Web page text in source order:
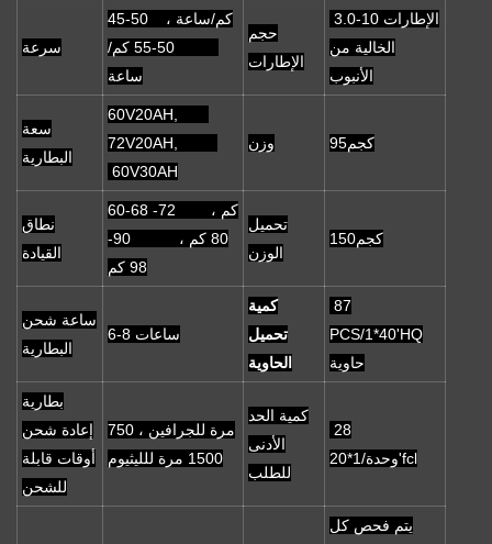
سرعة
45-50 كم/ساعة ،
50-55 كم/
ساعة
حجم
الإطارات
3.0-10 الإطارات
الخالية من
الأنبوب
سعة
البطارية
60V20AH,
72V20AH,
60V30AH
وزن كجم95
نطاق
القيادة
60-68 كم ، 72-
80 كم ، 90-
98 كم
تحميل
الوزن
كجم150
ساعة شحن
البطارية
6-8 ساعات
كمية
تحميل
الحاوية
87
PCS/1*40'HQ
حاوية
بطارية
إعادة شحن
أوقات قابلة
للشحن
750 مرة للجرافين ،
1500 مرة للليثيوم
كمية الحد
الأدنى
للطلب
28
وحدة/1*20'fcl
يتم فحص كل